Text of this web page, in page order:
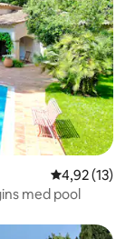
4,92 av 5 i
4,92 (13)
med pool